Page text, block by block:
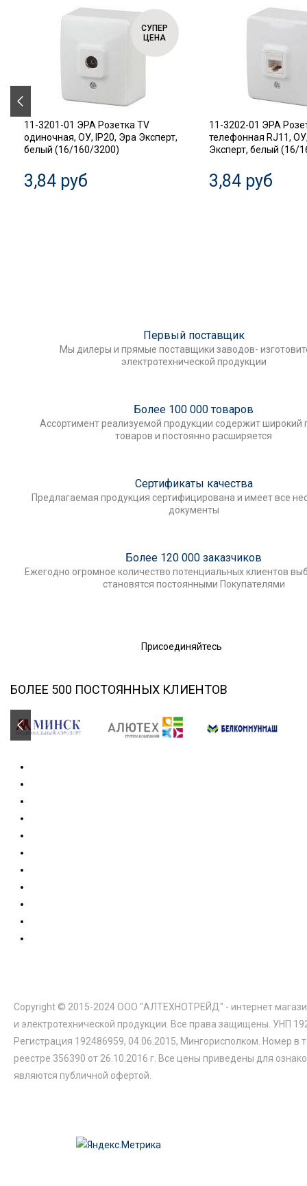
СУПЕР
ЦЕНА
11-3201-01 ЭРА Розетка TV
одиночная, ОУ, IP20, Эра Эксперт,
белый (16/160/3200)
3,84 руб
11-3202-01 ЭРА
телефонная RJ11,
Эксперт, белый (16/
3,84 руб
Первый поставщик
Мы дилеры и прямые поставщики заводов-
электротехнической продукции
Более 100 000 товаров
Ассортимент реализуемой продукции содержит широкий
товаров и постоянно расширяется
Сертификаты качества
Предлагаемая продукция сертифицирована и имеет все
документы
Более 120 000 заказчиков
Ежегодно огромное количество потенциальных клиентов
становятся постоянными Покупателями
Присоединяйтесь
БОЛЕЕ 500 ПОСТОЯННЫХ КЛИЕНТОВ
Copyright © 2015-2024 ООО "АЛТЕХНОТРЕЙД" - интернет
и электротехнической продукции. Все права защищены. УНП
Регистрация 192486959, 04.06.2015, Мингорисполком. Номер в
реестре 356390 от 26.10.2016 г. Все цены приведены для
являются публичной офертой.